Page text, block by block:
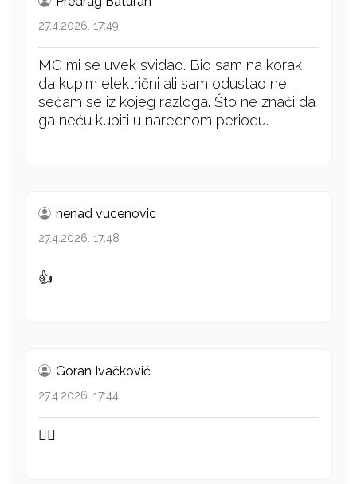
27.4.2026. 17:49
MG mi se uvek svidao. Bio sam na korak
da kupim električni ali sam odustao ne
sećam se iz kojeg razloga. Što ne znači da
ga neću kupiti u narednom periodu.
nenad vucenovic
27.4.2026. 17:48
👍
Goran Ivačković
27.4.2026. 17:44
👍🏻